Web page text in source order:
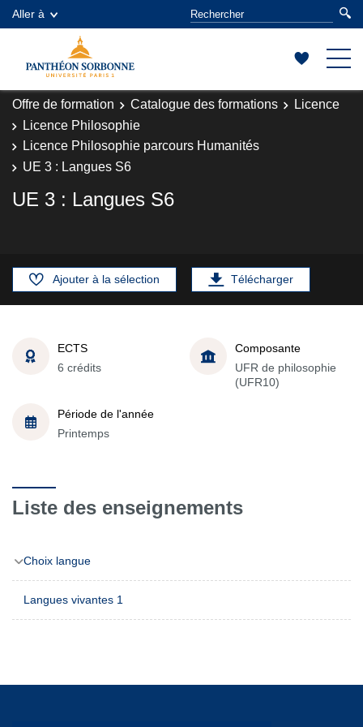
Aller à
Offre de formation Catalogue des formations
Licence
Licence Philosophie
Licence Philosophie parcours Humanités
UE 3 : Langues S6
UE 3 : Langues S6
Ajouter à la sélection Télécharger
ECTS
6 crédits
Composante
UFR de philosophie
(UFR10)
Période de l'année
Printemps
Liste des enseignements
Choix langue
Langues vivantes 1